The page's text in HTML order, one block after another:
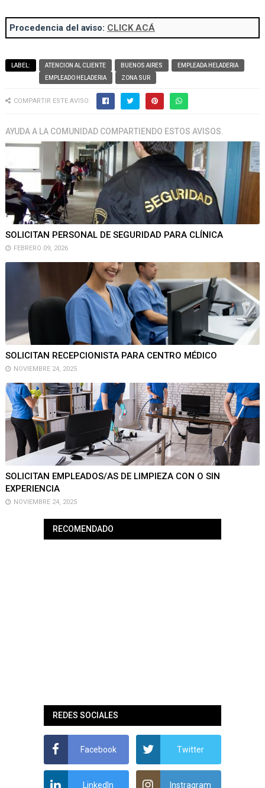
Procedencia del aviso: CLICK ACÁ
LABEL: ATENCION AL CLIENTE BUENOS AIRES
EMPLEADA HELADERIA
EMPLEADO HELADERIA
ZONA SUR
COMPARTIR ESTE AVISO:
AYUDA A LA COMUNIDAD COMPARTIENDO ESTOS AVISOS.
SOLICITAN PERSONAL DE SEGURIDAD PARA CLÍNICA
FEBRERO 09, 2026
SOLICITAN RECEPCIONISTA PARA CENTRO MÉDICO
NOVIEMBRE 24, 2025
SOLICITAN EMPLEADOS/AS DE LIMPIEZA CON O SIN
EXPERIENCIA
NOVIEMBRE 24, 2025
RECOMENDADO
REDES SOCIALES
Facebook Twitter
LinkedIn Instragram